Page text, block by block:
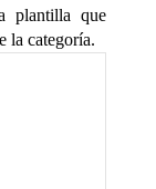
plantilla que
la categoría.